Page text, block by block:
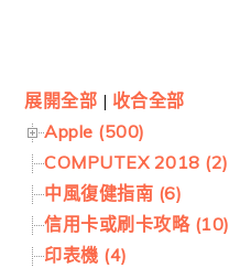
展開全部 | 收合全部
Apple (500)
COMPUTEX 2018 (2)
中風復健指南 (6)
信用卡或刷卡攻略 (10)
印表機 (4)